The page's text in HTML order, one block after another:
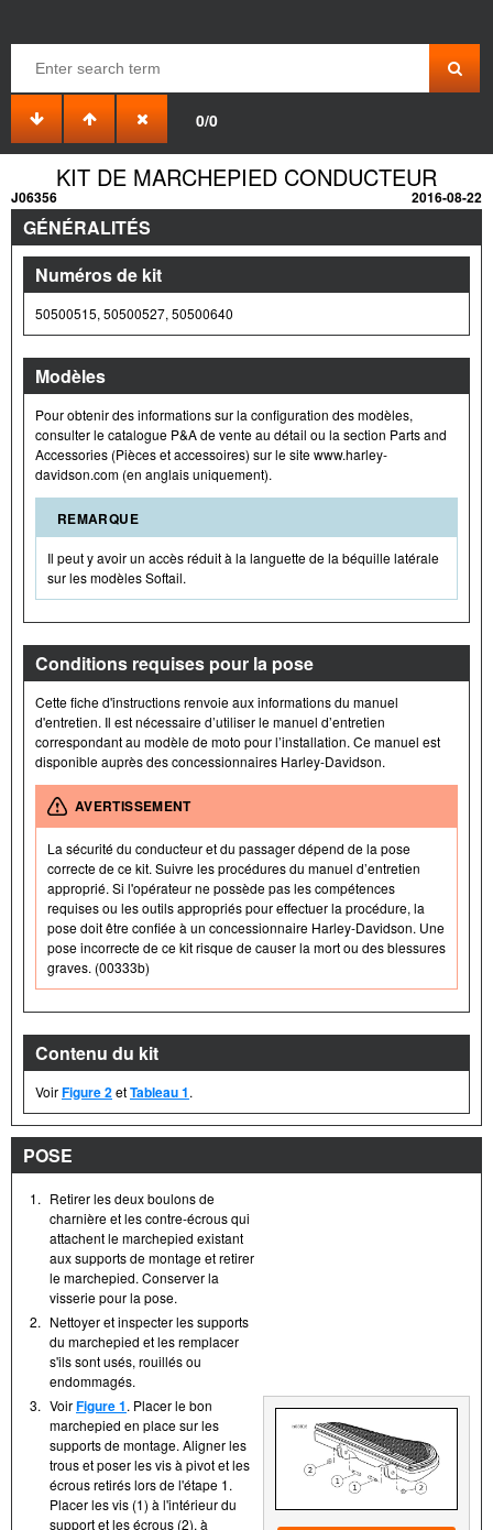
0/0
KIT DE MARCHEPIED CONDUCTEUR
J06356 2016-08-22
GÉNÉRALITÉS
Numéros de kit
50500515, 50500527, 50500640
Modèles
Pour obtenir des informations sur la configuration des modèles,
consulter le catalogue P&A de vente au détail ou la section Parts and
Accessories (Pièces et accessoires) sur le site www.harley-
davidson.com (en anglais uniquement).
REMARQUE
Il peut y avoir un accès réduit à la languette de la béquille latérale
sur les modèles Softail.
Conditions requises pour la pose
Cette fiche d'instructions renvoie aux informations du manuel
d'entretien. Il est nécessaire d’utiliser le manuel d’entretien
correspondant au modèle de moto pour l’installation. Ce manuel est
disponible auprès des concessionnaires Harley-Davidson.
AVERTISSEMENT
La sécurité du conducteur et du passager dépend de la pose
correcte de ce kit. Suivre les procédures du manuel d’entretien
approprié. Si l'opérateur ne possède pas les compétences
requises ou les outils appropriés pour effectuer la procédure, la
pose doit être confiée à un concessionnaire Harley-Davidson. Une
pose incorrecte de ce kit risque de causer la mort ou des blessures
graves. (00333b)
Contenu du kit
VoirFigure 2etTableau 1.
POSE
1. Retirer les deux boulons de
charnière et les contre-écrous qui
attachent le marchepied existant
aux supports de montage et retirer
le marchepied. Conserver la
visserie pour la pose.
2. Nettoyer et inspecter les supports
du marchepied et les remplacer
s'ils sont usés, rouillés ou
endommagés.
3. VoirFigure 1. Placer le bon
marchepied en place sur les
supports de montage. Aligner les
trous et poser les vis à pivot et les
écrous retirés lors de l'étape 1.
Placer les vis (1) à l'intérieur du
support et les écrous (2), à